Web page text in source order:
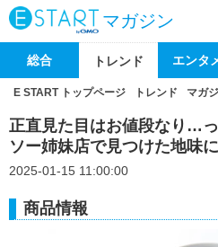
マガジン
総合 トレンド エンタ
E START トップページ トレンド マガ
正直見た目はお値段なり…
ソー姉妹店で見つけた地味
2025-01-15 11:00:00
商品情報